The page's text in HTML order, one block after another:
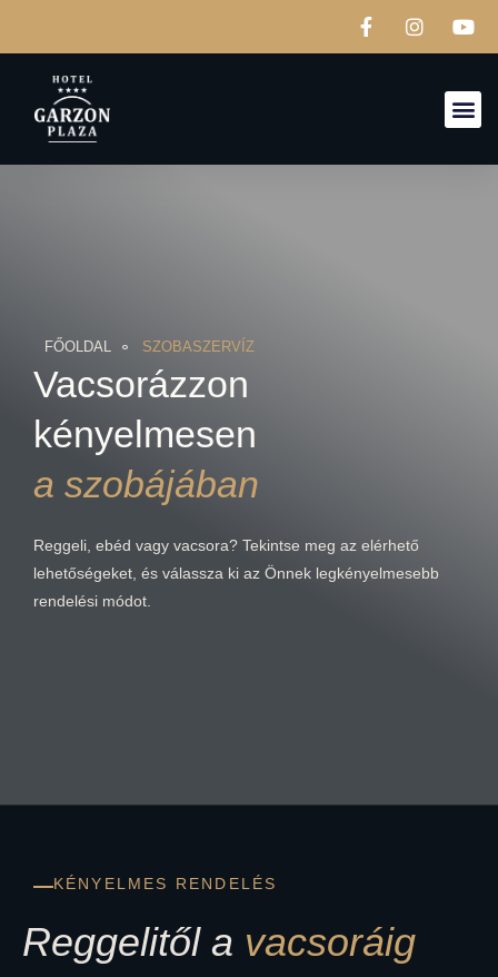
FŐOLDAL SZOBASZERVÍZ
Vacsorázzon
kényelmesen
a szobájában
Reggeli, ebéd vagy vacsora? Tekintse meg az elérhető
lehetőségeket, és válassza ki az Önnek legkényelmesebb
rendelési módot.
KÉNYELMES RENDELÉS
Reggelitől a vacsoráig